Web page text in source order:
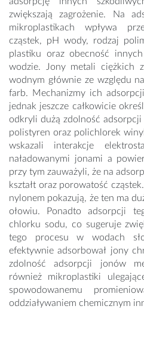
zwiększają zagrożenie. Na
mikroplastikach wpływa
cząstek, pH wody, rodzaj
plastiku oraz obecność
wodzie. Jony metali ciężkich
wodnym głównie ze względu
farb. Mechanizmy ich
jednak jeszcze całkowicie
odkryli dużą zdolność
polistyren oraz polichlorek
wskazali interakcje
naładowanymi jonami a
przy tym zauważyli, że na
kształt oraz porowatość
nylonem pokazują, że ten ma
ołowiu. Ponadto adsorpcji
chlorku sodu, co sugeruje
tego procesu w wodach
efektywnie adsorbował jony
zdolność adsorpcji jonów
również mikroplastiki
spowodowanemu
oddziaływaniem chemicznym